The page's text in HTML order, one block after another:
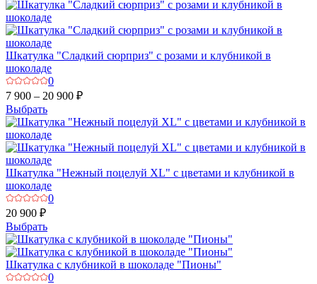
Шкатулка "Сладкий сюрприз" с розами и клубникой в
шоколаде
0
7 900 – 20 900 ₽
Выбрать
Шкатулка "Нежный поцелуй XL" с цветами и клубникой в
шоколаде
0
20 900 ₽
Выбрать
Шкатулка с клубникой в шоколаде "Пионы"
0